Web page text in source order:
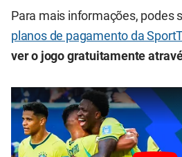
Para mais informações, podes
planos de pagamento da
ver o jogo gratuitamente